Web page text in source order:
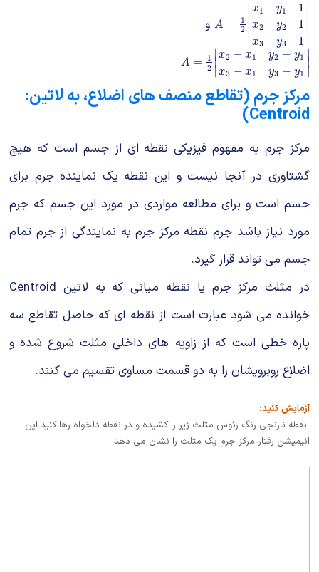
A =
1
2 ∣
x1
x2
x3
y1
y2
y3
1
1
1
∣
A=12 |x1y1 2y x 3 و
A =
1
2
∣
∣
∣ x2 − x1
x3 − x1
y2 − y1
y3 − y1
∣
∣
∣
A=12 |x2−x 2− 1x3 x1y 3
مرکز جرم (تقاطع منصف های اضلاع، به لاتین:
Centroid)
مرکز جرم به مفهوم فیزیکی نقطه ای از جسم است که هیچ
گشتاوری در آنجا نیست و این نقطه یک نماینده جرم برای
جسم است و برای مطالعه مواردی در مورد این جسم که جرم
مورد نیاز باشد جرم نقطه مرکز جرم به نمایندگی از جرم تمام
جسم می تواند قرار گیرد.
در مثلث مرکز جرم یا نقطه میانی که به لاتین Centroid
خوانده می شود عبارت است از نقطه ای که حاصل تقاطع سه
پاره خطی است که از زاویه های داخلی مثلث شروع شده و
اضلاع روبرویشان را به دو قسمت مساوی تقسیم می کنند.
آزمایش کنید:
نقطه نارنجی رنگ رئوس مثلث زیر را کشیده و در نقطه دلخواه رها کنید این
انیمیشن رفتار مرکز جرم یک مثلث را نشان می دهد.